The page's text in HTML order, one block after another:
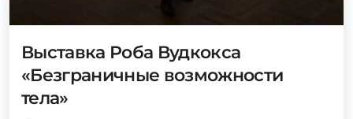
Выставка Роба Вудкокса
«Безграничные возможности
тела»